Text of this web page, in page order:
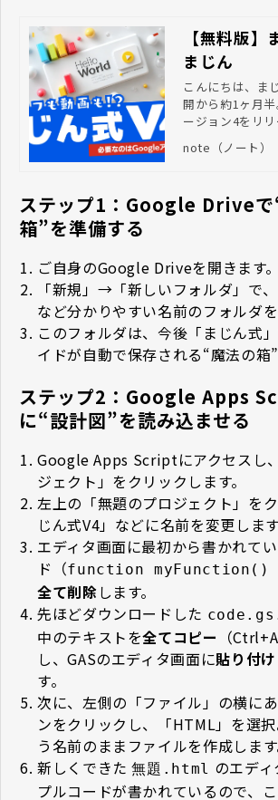
【無料版】
まじん
こんにちは、まじん
開から約1ヶ月
ージョン4をリ
v4 まじでヤバ
までお読みいただ
【神回】Google
式プロンプト！
ん式プロンプトv3 v1～v2まではG
ASのコードを全
でしたが、 生成
り、構文エラー
点でした。 そこで、v3からは専用
のWeb UI（アプ
note（ノート）
ステップ1：Google Driveで
箱”を準備する
ご自身のGoogle Driveを開きます。
「新規」→「新しいフォルダ」で、
など分かりやすい名前のフォルダを
このフォルダは、今後「まじん式
イドが自動で保存される“魔法の箱”
ステップ2：Google Apps
に“設計図”を読み込ませる
Google Apps Scriptにアクセスし
ジェクト」をクリックします。
左上の「無題のプロジェクト」を
じん式V4」などに名前を変更します
エディタ画面に最初から書かれて
ド（function
全て削除します。
先ほどダウンロードした
中のテキストを全てコピー （
し、GASのエディタ画面に貼り付け
す。
次に、左側の「ファイル」の横に
ンをクリックし、「HTML」を選
う名前のままファイルを作成します
新しくできた無題.html のエデ
プルコードが書かれているので、